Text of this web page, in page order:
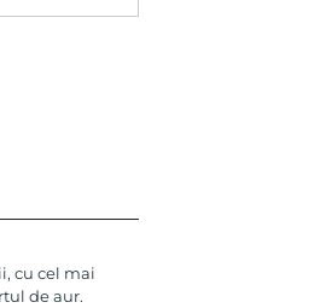
cu cel mai
de aur.